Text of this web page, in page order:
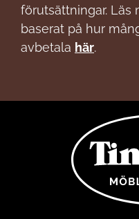
förutsättningar. Läs
baserat på hur
avbetala här.